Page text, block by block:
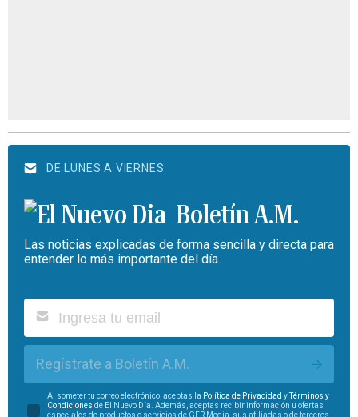
DE LUNES A VIERNES
Boletín A.M.
Las noticias explicadas de forma sencilla y directa para
entender lo más importante del día.
Regístrate a Boletín A.M.
Al someter tu correo electrónico, aceptas la Política de Privacidad yTérminos y
Condiciones de El Nuevo Día. Además, aceptas recibir información u ofertas
especiales de productos o servicios de GFR Media, sus afiliadas o de terceros.